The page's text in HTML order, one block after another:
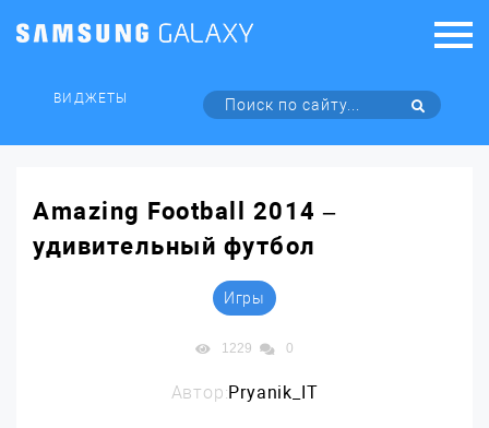
ВИДЖЕТЫ
Amazing Football 2014 –
удивительный футбол
Игры
1229 0
Автор:Pryanik_IT